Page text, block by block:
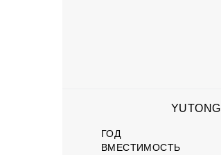
YUTONG
ГОД
ВМЕСТИМОСТЬ